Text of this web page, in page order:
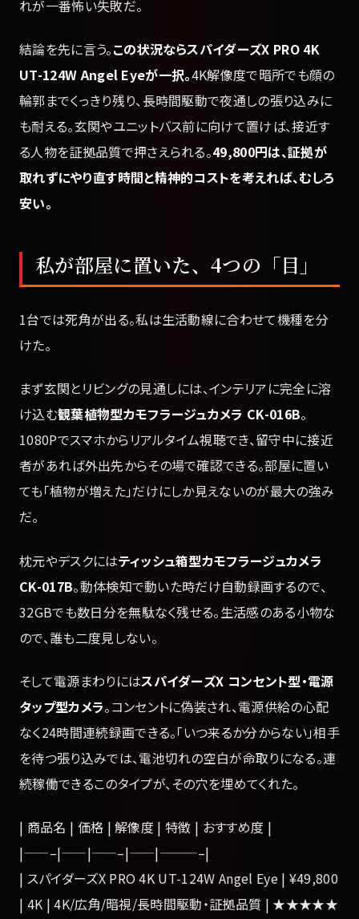
れが一番怖い失敗だ。
結論を先に言う。この状況ならスパイダーズX PRO 4K
UT-124W Angel Eyeが一択。4K解像度で暗所でも顔の
輪郭までくっきり残り、長時間駆動で夜通しの張り込みに
も耐える。玄関やユニットバス前に向けて置けば、接近す
る人物を証拠品質で押さえられる。49,800円は、証拠が
取れずにやり直す時間と精神的コストを考えれば、むしろ
安い。
私が部屋に置いた、4つの「目」
1台では死角が出る。私は生活動線に合わせて機種を分
けた。
まず玄関とリビングの見通しには、インテリアに完全に溶
け込む観葉植物型カモフラージュカメラ CK-016B。
1080Pでスマホからリアルタイム視聴でき、留守中に接近
者があれば外出先からその場で確認できる。部屋に置い
ても「植物が増えた」だけにしか見えないのが最大の強み
だ。
枕元やデスクにはティッシュ箱型カモフラージュカメラ
CK-017B。動体検知で動いた時だけ自動録画するので、
32GBでも数日分を無駄なく残せる。生活感のある小物な
ので、誰も二度見しない。
そして電源まわりにはスパイダーズX コンセント型・電源
タップ型カメラ。コンセントに偽装され、電源供給の心配
なく24時間連続録画できる。「いつ来るか分からない」相手
を待つ張り込みでは、電池切れの空白が命取りになる。連
続稼働できるこのタイプが、その穴を埋めてくれた。
| 商品名 | 価格 | 解像度 | 特徴 | おすすめ度 |
|——–|——|——–|——|———–|
| スパイダーズX PRO 4K UT-124W Angel Eye | ¥49,800
| 4K | 4K/広角/暗視/長時間駆動・証拠品質 | ★★★★★